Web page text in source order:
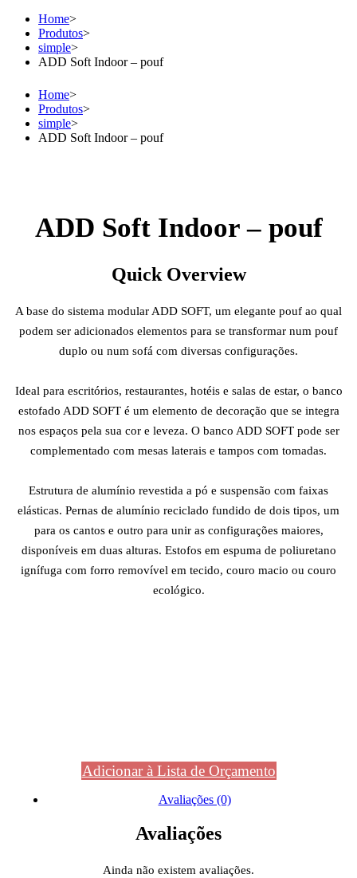
Home>
Produtos>
simple>
ADD Soft Indoor – pouf
Home>
Produtos>
simple>
ADD Soft Indoor – pouf
ADD Soft Indoor – pouf
Quick Overview
A base do sistema modular ADD SOFT, um elegante pouf ao qual
podem ser adicionados elementos para se transformar num pouf
duplo ou num sofá com diversas configurações.
Ideal para escritórios, restaurantes, hotéis e salas de estar, o banco
estofado ADD SOFT é um elemento de decoração que se integra
nos espaços pela sua cor e leveza. O banco ADD SOFT pode ser
complementado com mesas laterais e tampos com tomadas.
Estrutura de alumínio revestida a pó e suspensão com faixas
elásticas. Pernas de alumínio reciclado fundido de dois tipos, um
para os cantos e outro para unir as configurações maiores,
disponíveis em duas alturas. Estofos em espuma de poliuretano
ignífuga com forro removível em tecido, couro macio ou couro
ecológico.
Adicionar à Lista de Orçamento
Avaliações (0)
Avaliações
Ainda não existem avaliações.